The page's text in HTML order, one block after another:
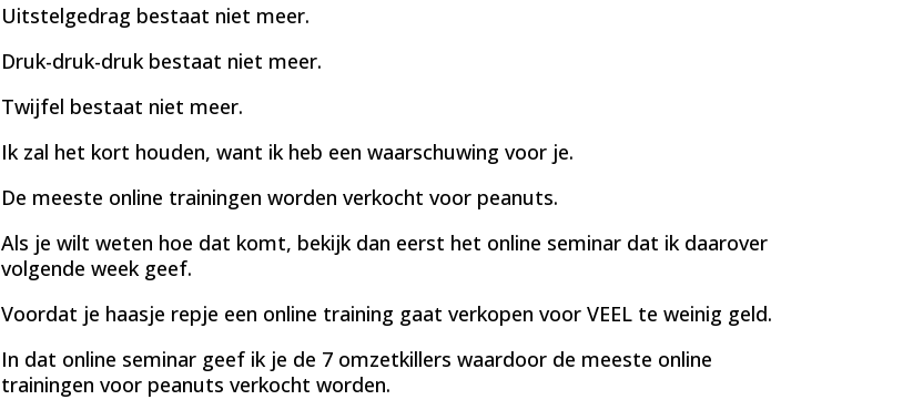
Uitstelgedrag bestaat niet meer.
Druk-druk-druk bestaat niet meer.
Twijfel bestaat niet meer.
Ik zal het kort houden, want ik heb een waarschuwing voor je.
De meeste online trainingen worden verkocht voor peanuts.
Als je wilt weten hoe dat komt, bekijk dan eerst het online seminar dat ik daarover
volgende week geef.
Voordat je haasje repje een online training gaat verkopen voor VEEL te weinig geld.
In dat online seminar geef ik je de 7 omzetkillers waardoor de meeste online
trainingen voor peanuts verkocht worden.